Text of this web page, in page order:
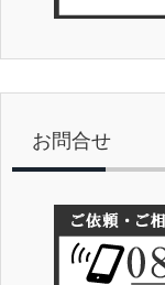
お問合せ